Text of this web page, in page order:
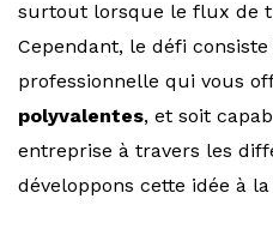
surtout lorsque le flux de
Cependant, le défi
professionnelle qui vous
polyvalentes, et soit
entreprise à travers les
développons cette idée à